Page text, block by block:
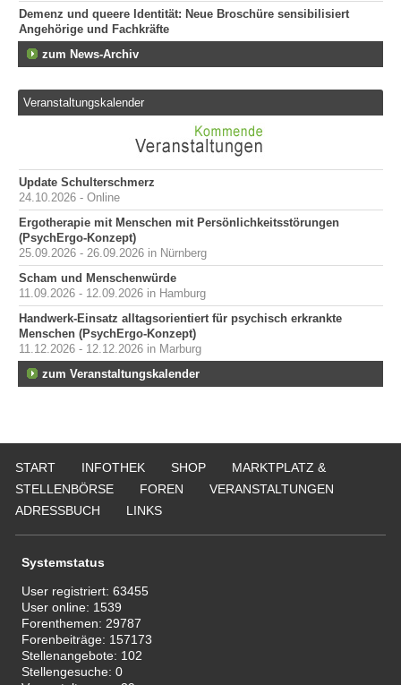
Demenz und queere Identität: Neue Broschüre sensibilisiert
Angehörige und Fachkräfte
zum News-Archiv
Veranstaltungskalender
Update Schulterschmerz
24.10.2026 - Online
Ergotherapie mit Menschen mit Persönlichkeitsstörungen
(PsychErgo-Konzept)
25.09.2026 - 26.09.2026 in Nürnberg
Scham und Menschenwürde
11.09.2026 - 12.09.2026 in Hamburg
Handwerk-Einsatz alltagsorientiert für psychisch erkrankte
Menschen (PsychErgo-Konzept)
11.12.2026 - 12.12.2026 in Marburg
zum Veranstaltungskalender
START INFOTHEK SHOP
MARKTPLATZ &
STELLENBÖRSE
FOREN
VERANSTALTUNGEN
ADRESSBUCH
LINKS
Systemstatus
User registriert:63455
User online: 1539
Forenthemen: 29787
Forenbeiträge: 157173
Stellenangebote: 102
Stellengesuche:0